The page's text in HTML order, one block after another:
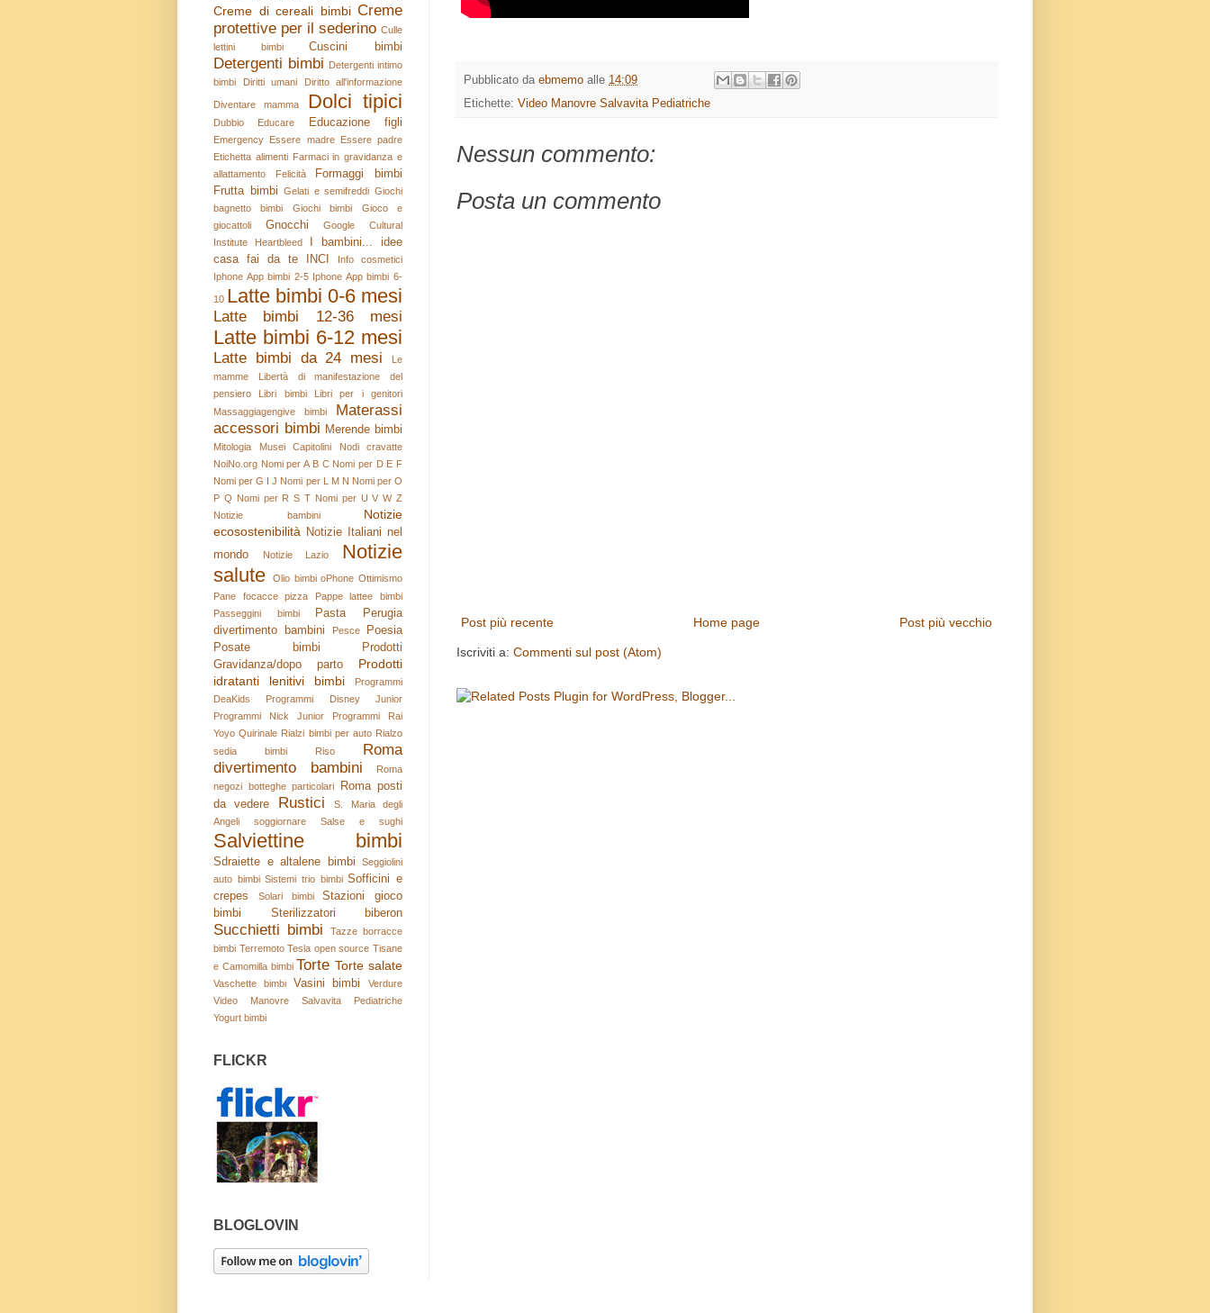
Pubblicato da ebmemo alle 14:09
Etichette: Video Manovre Salvavita Pediatriche
Nessun commento:
Posta un commento
Post più recente Post più vecchio
Home page
Iscriviti a: Commenti sul post (Atom)
Creme di cereali bimbi Creme
protettive per il sederino Culle
lettini bimbi
Cuscini bimbi
Detergenti bimbi Detergenti intimo
bimbi
Diritti umani Diritto all'informazione
Diventare mamma Dolci tipici
Dubbio Educare Educazione figli
Emergency Essere madre
Essere padre
Etichetta alimenti Farmaci in gravidanza e
allattamento
Felicità
Formaggi bimbi
Frutta bimbi
Gelati e semifreddi Giochi
bagnetto bimbi
Giochi bimbi
Gioco e
giocattoli
Gnocchi
Google Cultural
Institute
Heartbleed I bambini...
idee
casa fai da te
INCI
Info cosmetici
Iphone App bimbi 2-5 Iphone App bimbi 6-
10 Latte bimbi 0-6 mesi
Latte bimbi 12-36 mesi
Latte bimbi 6-12 mesi
Latte bimbi da 24 mesi
Le
mamme
Libertà di manifestazione del
pensiero
Libri bimbi
Libri per i genitori
Massaggiagengive bimbi
Materassi
accessori bimbi Merende bimbi
Mitologia Musei Capitolini
Nodi cravatte
NoiNo.org Nomi per A B C Nomi per D E F
Nomi per G I J Nomi per L M N Nomi per O
P Q Nomi per R S T Nomi per U V W Z
Notizie bambini
Notizie
ecosostenibilità
Notizie Italiani nel
mondo
Notizie Lazio
Notizie
salute
Olio bimbi oPhone Ottimismo
Pane focacce pizza
Pappe lattee bimbi
Passeggini bimbi
Pasta
Perugia
divertimento bambini
Pesce
Poesia
Posate bimbi
Prodotti
Gravidanza/dopo parto
Prodotti
idratanti lenitivi bimbi
Programmi
DeaKids
Programmi Disney Junior
Programmi Nick Junior
Programmi Rai
Yoyo Quirinale Rialzi bimbi per auto Rialzo
sedia bimbi
Riso
Roma
divertimento bambini
Roma
negozi botteghe particolari
Roma posti
da vedere
Rustici
S. Maria degli
Angeli soggiornare
Salse e sughi
Salviettine bimbi
Sdraiette e altalene bimbi
Seggiolini
auto bimbi Sistemi trio bimbi Sofficini e
crepes
Solari bimbi
Stazioni gioco
bimbi
Sterilizzatori biberon
Succhietti bimbi
Tazze borracce
bimbi Terremoto Tesla open source Tisane
e Camomilla bimbi Torte Torte salate
Vaschette bimbi Vasini bimbi
Verdure
Video Manovre Salvavita Pediatriche
Yogurt bimbi
FLICKR
BLOGLOVIN